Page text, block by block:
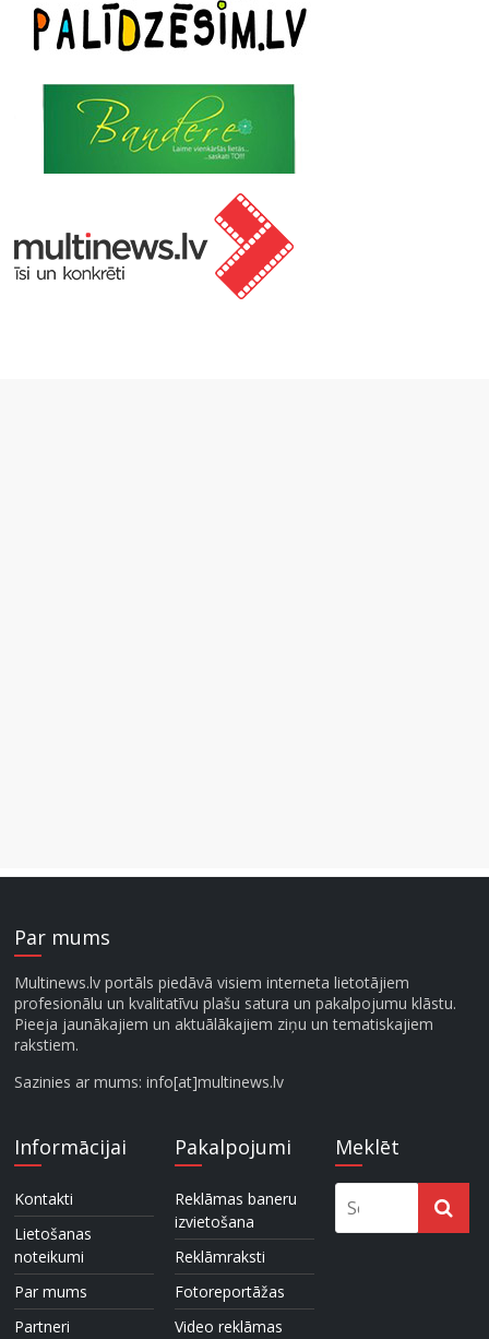
Par mums
Multinews.lv portāls piedāvā visiem interneta lietotājiem
profesionālu un kvalitatīvu plašu satura un pakalpojumu klāstu.
Pieeja jaunākajiem un aktuālākajiem ziņu un tematiskajiem
rakstiem.
Sazinies ar mums: info[at]multinews.lv
Informācijai
Kontakti
Lietošanas
noteikumi
Par mums
Partneri
Pakalpojumi
Reklāmas baneru
izvietošana
Reklāmraksti
Fotoreportāžas
Video reklāmas
Meklēt